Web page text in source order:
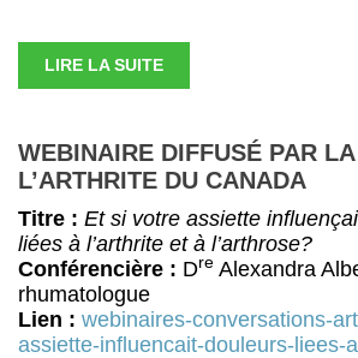
LIRE LA SUITE
WEBINAIRE DIFFUSÉ PAR
L’ARTHRITE DU CANADA
Titre : Et si votre assiette
liées à l’arthrite et à l’arthrose?
Conférencière : Dre Alexandra
rhumatologue
Lien : webinaires-conversations-
assiette-influencait-douleurs-liees-